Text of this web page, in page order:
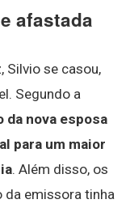
afastada
Silvio se casou,
Segundo a
da nova esposa
para um maior
. Além disso, os
emissora tinha